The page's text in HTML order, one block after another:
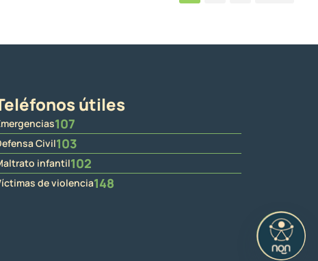
útiles
107
Civil103
infantil102
de violencia148